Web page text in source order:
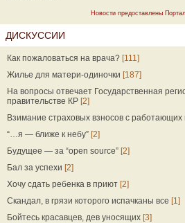
Новости предоставлены
ДИСКУССИИ
Как пожаловаться на врача? [111]
Жилье для матери-одиночки [187]
На вопросы отвечает Государственная
правительстве КР [2]
Взимание страховых взносов с работающих
“…я — ближе к небу” [2]
Будущее — за “open source” [2]
Бал за успехи [2]
Хочу сдать ребенка в приют [2]
Скандал, в грязи которого испачканы все [1]
Бойтесь красавцев, дев уносящих [3]